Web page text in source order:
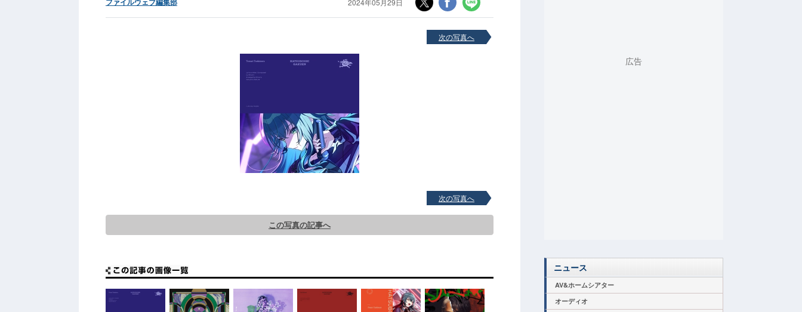
2024年05月29日
次の写真へ
次の写真へ
この写真の記事へ
ニュース
AV&ホームシアター
オーディオ